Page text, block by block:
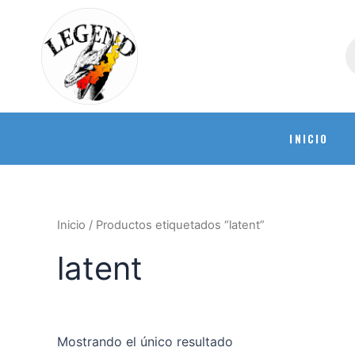
INICIO
Inicio / Productos etiquetados “latent”
latent
Mostrando el único resultado